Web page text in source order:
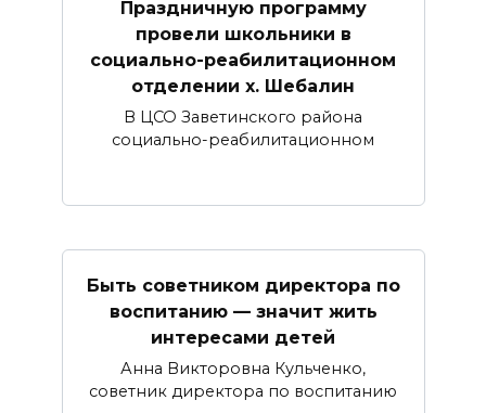
Праздничную программу
провели школьники в
социально-реабилитационном
отделении х. Шебалин
В ЦСО Заветинского района
социально-реабилитационном
Быть советником директора по
воспитанию — значит жить
интересами детей
Анна Викторовна Кульченко,
советник директора по воспитанию